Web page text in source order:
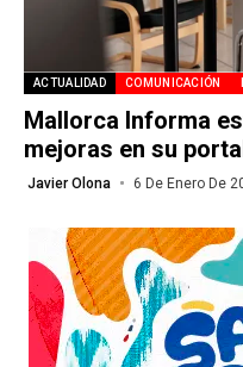
ACTUALIDAD COMUNICACIÓN
Mallorca Informa
mejoras en su
Javier Olona 6 De Enero De